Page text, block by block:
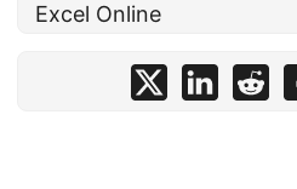
Excel Online